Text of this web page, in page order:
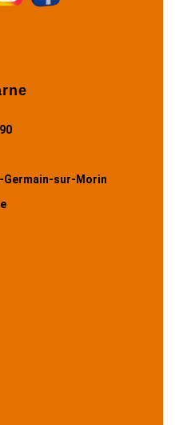
Germain-sur-Morin